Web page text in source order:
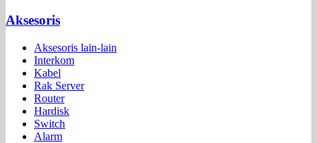
Aksesoris
Aksesoris lain-lain
Interkom
Kabel
Rak Server
Router
Hardisk
Switch
Alarm